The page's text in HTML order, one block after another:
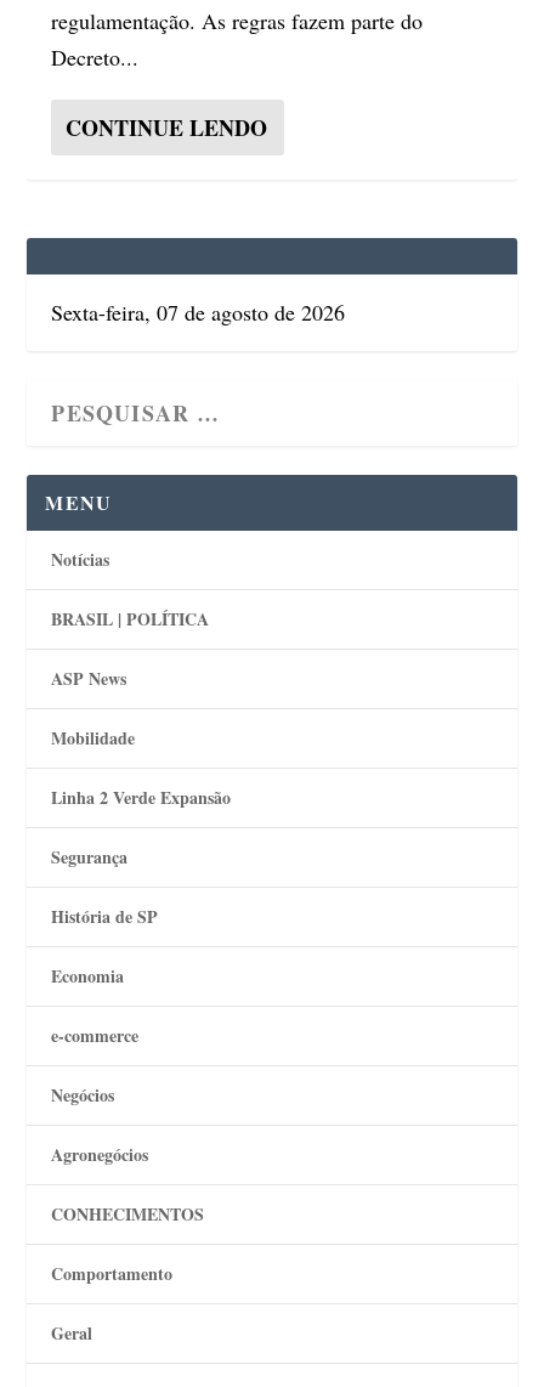
regulamentação. As regras fazem parte do
Decreto...
CONTINUE LENDO
Sexta-feira, 07 de agosto de 2026
MENU
Notícias
BRASIL | POLÍTICA
ASP News
Mobilidade
Linha 2 Verde Expansão
Segurança
História de SP
Economia
e-commerce
Negócios
Agronegócios
CONHECIMENTOS
Comportamento
Geral